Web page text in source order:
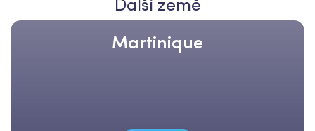
Martinique